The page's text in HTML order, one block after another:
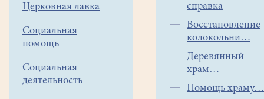
Церковная лавка
Социальная
помощь
Социальная
деятельность
справка
Восстановление
колокольни
Деревянный
храм
Помощь храму